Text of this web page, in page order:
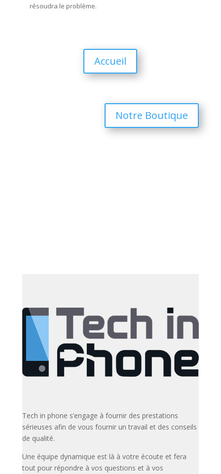
résoudra le problème.
Accueil
Notre Boutique
Tech in phone s’engage à fournir des prestations
sérieuses afin de vous fournir un travail et des conseils
de qualité.
Une équipe dynamique est là à votre écoute et fera
tout pour répondre à vos questions et à vos